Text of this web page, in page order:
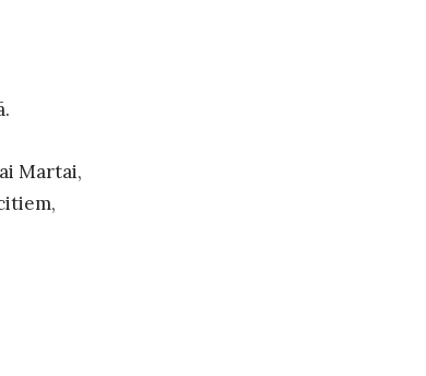
Martai,